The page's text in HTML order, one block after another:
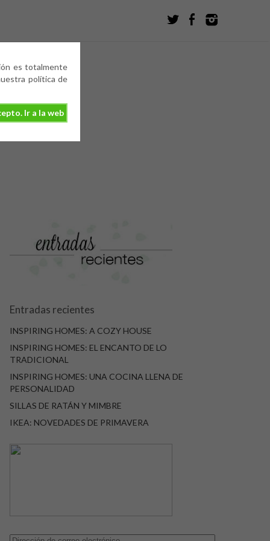
es totalmente
política de
Ir a la web
Entradas recientes
INSPIRING HOMES: A COZY HOUSE
INSPIRING HOMES: EL ENCANTO DE LO
TRADICIONAL
INSPIRING HOMES: UNA COCINA LLENA DE
PERSONALIDAD
SILLAS DE RATÁN Y MIMBRE
IKEA: NOVEDADES DE PRIMAVERA